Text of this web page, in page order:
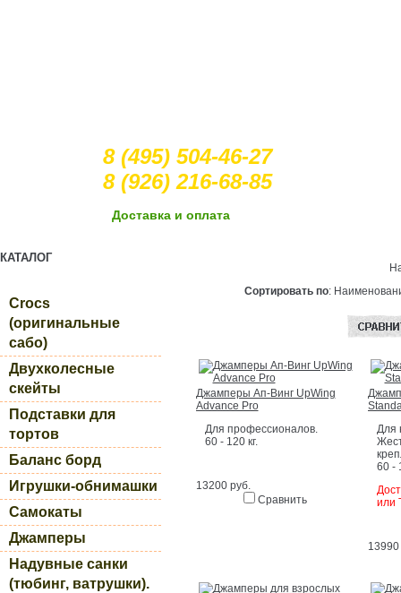
8 (495) 504-46-27
8 (926) 216-68-85
Доcтавка и оплата
КАТАЛОГ
Crocs
(оригинальные
сабо)
Двухколесные
скейты
Подставки для
тортов
Баланс борд
Игрушки-обнимашки
Самокаты
Джамперы
Надувные санки
(тюбинг, ватрушки).
Сортировать по:
Джамперы Ап-Винг UpWing
Advance Pro
Для профессионалов.
60 - 120 кг.
13200 руб.
Сравнить
Для
60 -
или
13990